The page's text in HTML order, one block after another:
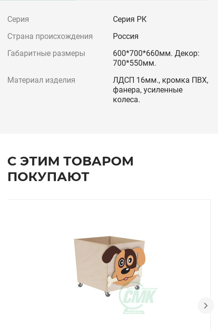
Серия
Серия РК
Страна происхождения
Россия
Габаритные размеры
600*700*660мм. Декор:
700*550мм.
Материал изделия
ЛДСП 16мм., кромка ПВХ,
фанера, усиленные
колеса.
С ЭТИМ ТОВАРОМ
ПОКУПАЮТ